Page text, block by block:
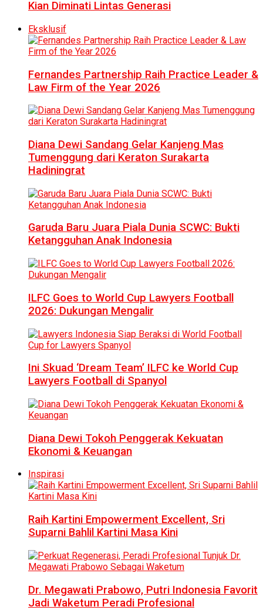
Kian Diminati Lintas Generasi
Eksklusif
Fernandes Partnership Raih Practice Leader &
Law Firm of the Year 2026
Diana Dewi Sandang Gelar Kanjeng Mas
Tumenggung dari Keraton Surakarta
Hadiningrat
Garuda Baru Juara Piala Dunia SCWC: Bukti
Ketangguhan Anak Indonesia
ILFC Goes to World Cup Lawyers Football
2026: Dukungan Mengalir
Ini Skuad ‘Dream Team’ ILFC ke World Cup
Lawyers Football di Spanyol
Diana Dewi Tokoh Penggerak Kekuatan
Ekonomi & Keuangan
Inspirasi
Raih Kartini Empowerment Excellent, Sri
Suparni Bahlil Kartini Masa Kini
Dr. Megawati Prabowo, Putri Indonesia Favorit
Jadi Waketum Peradi Profesional